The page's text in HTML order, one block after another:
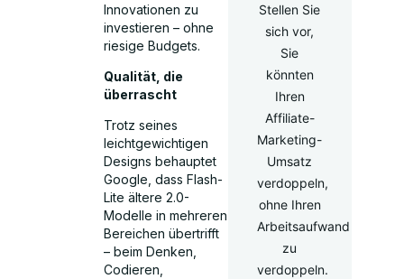
Innovationen zu
investieren – ohne
riesige Budgets.
Qualität, die
überrascht
Trotz seines
leichtgewichtigen
Designs behauptet
Google, dass Flash-
Lite ältere 2.0-
Modelle in mehreren
Bereichen übertrifft
– beim Denken,
Codieren,
Stellen Sie
sich vor,
Sie
könnten
Ihren
Affiliate-
Marketing-
Umsatz
verdoppeln,
ohne Ihren
Arbeitsaufwand
zu
verdoppeln.